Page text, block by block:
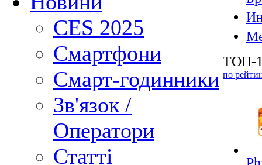
CES 2025
Смартфони
Смарт-годинники
Зв'язок /
Оператори
Статті
ТОП-
по